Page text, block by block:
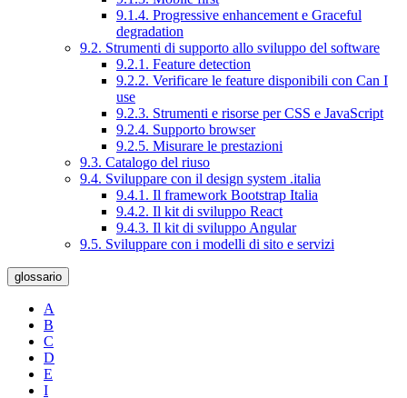
9.1.4. Progressive enhancement e Graceful
degradation
9.2. Strumenti di supporto allo sviluppo del software
9.2.1. Feature detection
9.2.2. Verificare le feature disponibili con Can I
use
9.2.3. Strumenti e risorse per CSS e JavaScript
9.2.4. Supporto browser
9.2.5. Misurare le prestazioni
9.3. Catalogo del riuso
9.4. Sviluppare con il design system .italia
9.4.1. Il framework Bootstrap Italia
9.4.2. Il kit di sviluppo React
9.4.3. Il kit di sviluppo Angular
9.5. Sviluppare con i modelli di sito e servizi
glossario
A
B
C
D
E
I